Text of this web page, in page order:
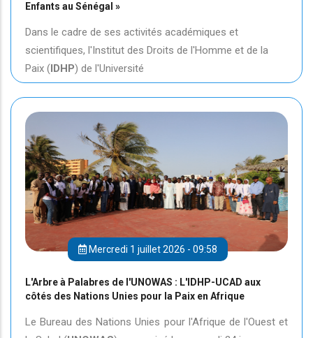
Enfants au Sénégal »
Dans le cadre de ses activités académiques et
scientifiques, l'Institut des Droits de l'Homme et de la
Paix (IDHP) de l'Université
Mercredi 1 juillet 2026 - 09:58
L'Arbre à Palabres de l'UNOWAS : L'IDHP-UCAD aux
côtés des Nations Unies pour la Paix en Afrique
Le Bureau des Nations Unies pour l'Afrique de l'Ouest et